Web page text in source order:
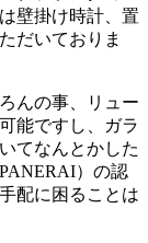
壁掛け時計、置
だいておりま
んの事、リュー
能ですし、ガラ
てなんとかした
）の認
配に困ることは